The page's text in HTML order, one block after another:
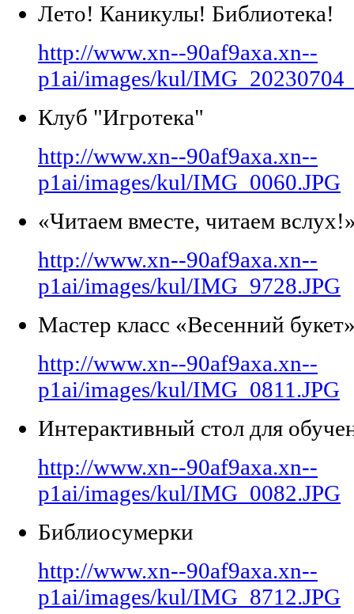
Лето! Каникулы! Библиотека!
http://www.xn--90af9axa.xn--
p1ai/images/kul/
Клуб "Игротека"
http://www.xn--90af9axa.xn--
p1ai/images/kul/IMG_0060.JPG
«Читаем вместе, читаем
http://www.xn--90af9axa.xn--
p1ai/images/kul/IMG_9728.JPG
Мастер класс «Весенний
http://www.xn--90af9axa.xn--
p1ai/images/kul/IMG_0811.JPG
Интерактивный стол для
http://www.xn--90af9axa.xn--
p1ai/images/kul/IMG_0082.JPG
Библиосумерки
http://www.xn--90af9axa.xn--
p1ai/images/kul/IMG_8712.JPG